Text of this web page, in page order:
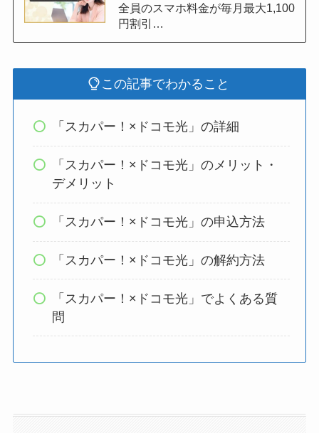
全員のスマホ料金が毎月最大1,100
円割引…
この記事でわかること
「スカパー！×ドコモ光」の詳細
「スカパー！×ドコモ光」のメリット・
デメリット
「スカパー！×ドコモ光」の申込方法
「スカパー！×ドコモ光」の解約方法
「スカパー！×ドコモ光」でよくある質
問